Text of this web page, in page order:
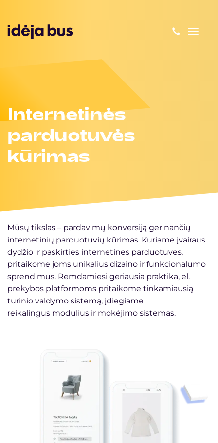
Internetinės
parduotuvės
kūrimas
Mūsų tikslas – pardavimų konversiją gerinančių
internetinių parduotuvių kūrimas. Kuriame įvairaus
dydžio ir paskirties internetines parduotuves,
pritaikome joms unikalius dizaino ir funkcionalumo
sprendimus. Remdamiesi geriausia praktika, el.
prekybos platformoms pritaikome tinkamiausią
turinio valdymo sistemą, įdiegiame
reikalingus modulius ir mokėjimo sistemas.